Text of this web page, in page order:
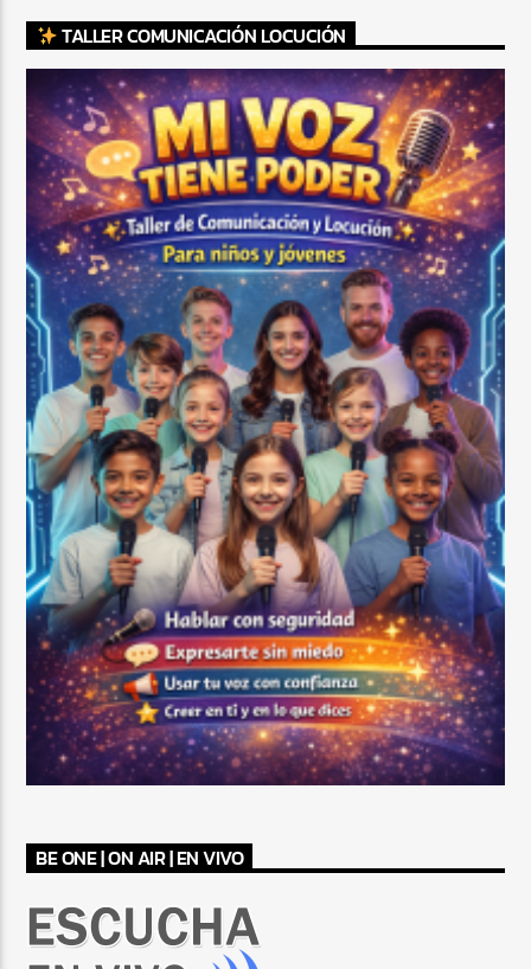
TALLER COMUNICACIÓN LOCUCIÓN
BE ONE | ON AIR | EN VIVO